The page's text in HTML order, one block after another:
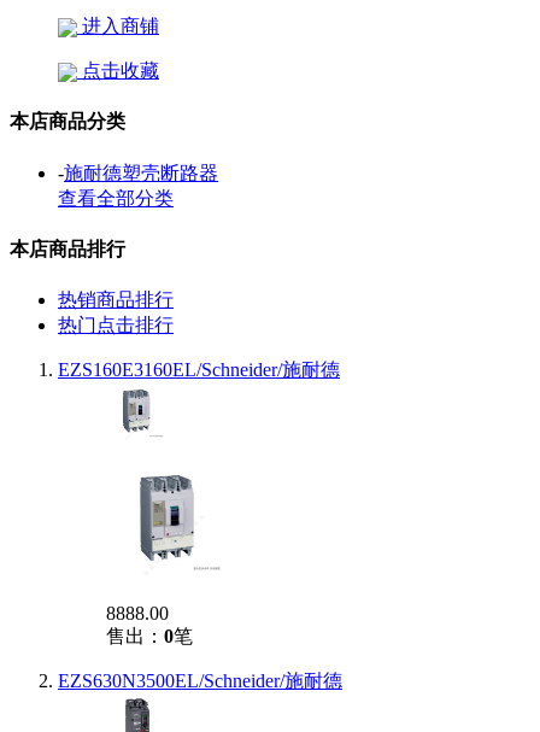
进入商铺
点击收藏
本店商品分类
-施耐德塑壳断路器
查看全部分类
本店商品排行
热销商品排行
热门点击排行
EZS160E3160EL/Schneider/施耐德
8888.00
售出： 0笔
EZS630N3500EL/Schneider/施耐德